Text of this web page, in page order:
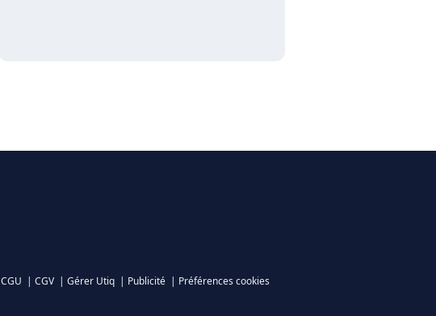
CGU | CGV | Gérer Utiq | Publicité | Préférences cookies